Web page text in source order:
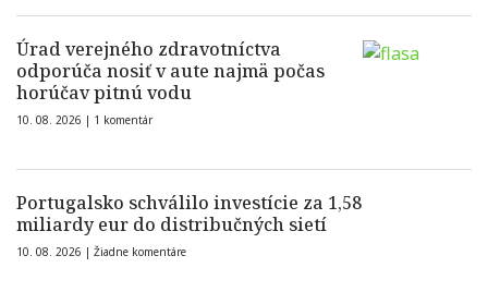
Úrad verejného zdravotníctva
odporúča nosiť v aute najmä počas
horúčav pitnú vodu
10. 08. 2026 | 1 komentár
Portugalsko schválilo investície za 1,58
miliardy eur do distribučných sietí
10. 08. 2026 | Žiadne komentáre